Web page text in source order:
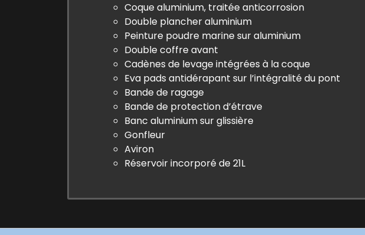
Coque aluminium, traitée anticorrosion
Double plancher aluminium
Peinture poudre marine sur aluminium
Double coffre avant
Cadènes de levage intégrées à la coque
Eva pads antidérapant sur l’intégralité du pont
Bande de ragage
Bande de protection d’étrave
Banc aluminium sur glissière
Gonfleur
Aviron
Réservoir incorporé de 21L